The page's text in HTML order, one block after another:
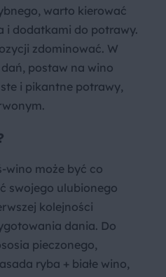
warto kierować
i dodatkami do potrawy.
zdominować. W
postaw na wino
i pikantne potrawy,
wino może być co
swojego ulubionego
kolejności
dania. Do
pieczonego,
ryba + białe wino,